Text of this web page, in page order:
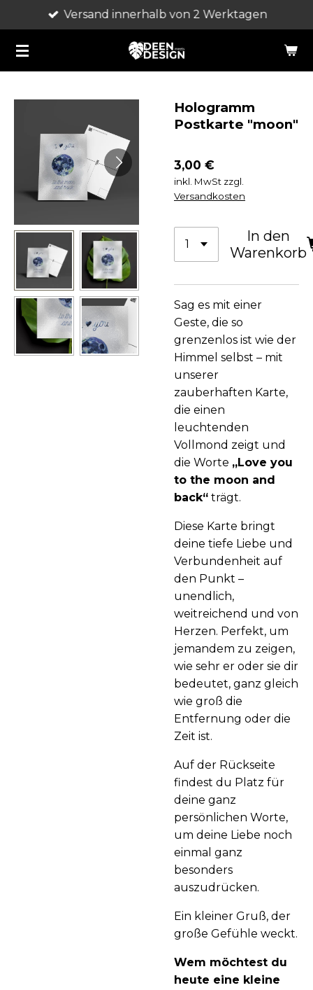
Hauptinhalt
springen
Versand innerhalb von 2 Werktagen
Hologramm
Postkarte "moon"
3,00 €
inkl. MwSt zzgl.
Versandkosten
In den
Warenkorb
Sag es mit einer
Geste, die so
grenzenlos ist wie der
Himmel selbst – mit
unserer
zauberhaften Karte,
die einen
leuchtenden
Vollmond zeigt und
die Worte „Love you
to the moon and
back“ trägt.
Diese Karte bringt
deine tiefe Liebe und
Verbundenheit auf
den Punkt –
unendlich,
weitreichend und von
Herzen. Perfekt, um
jemandem zu zeigen,
wie sehr er oder sie dir
bedeutet, ganz gleich
wie groß die
Entfernung oder die
Zeit ist.
Auf der Rückseite
findest du Platz für
deine ganz
persönlichen Worte,
um deine Liebe noch
einmal ganz
besonders
auszudrücken.
Ein kleiner Gruß, der
große Gefühle weckt.
Wem möchtest du
heute eine kleine